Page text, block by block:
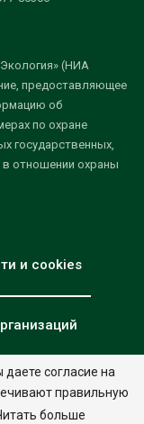
(НИА
предоставляющее
об
по охране
государственных,
в отношении охраны
и cookies
Дизайн:nia.eco
согласие на
правильную
больше